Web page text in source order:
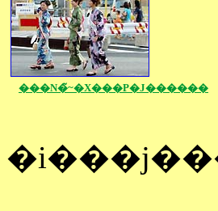
���N�̃~�X���P�J������